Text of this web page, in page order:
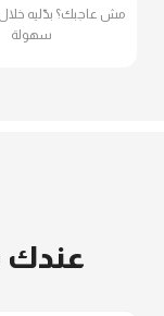
سهولة
عندك